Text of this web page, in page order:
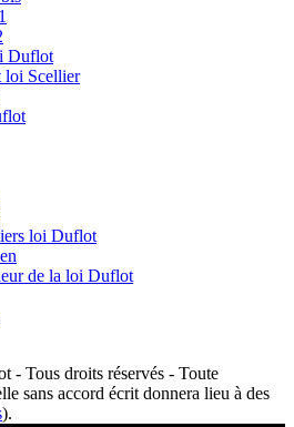
Duflot
loi Scellier
loi Duflot
de la loi Duflot
- Tous droits réservés - Toute
sans accord écrit donnera lieu à des
).